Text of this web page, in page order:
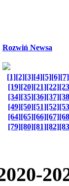
Rozwiń Newsa
[1][2][3][4][5][6][7]
[19][20][21][22]
[34][35][36][37]
[49][50][51][52]
[64][65][66][67]
[79][80][81][82]